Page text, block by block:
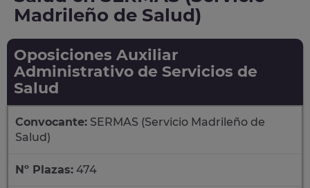
Madrileño de Salud)
Oposiciones Auxiliar
Administrativo de Servicios de
Salud
Convocante: SERMAS (Servicio Madrileño de
Salud)
Nº Plazas: 474